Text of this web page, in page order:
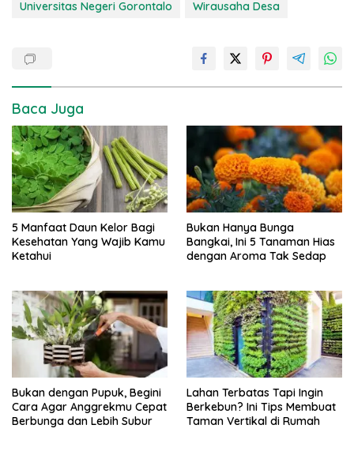
Universitas Negeri Gorontalo Wirausaha Desa
Baca Juga
5 Manfaat Daun Kelor Bagi
Kesehatan Yang Wajib Kamu
Ketahui
Bukan Hanya Bunga
Bangkai, Ini 5 Tanaman Hias
dengan Aroma Tak Sedap
Bukan dengan Pupuk, Begini
Cara Agar Anggrekmu Cepat
Berbunga dan Lebih Subur
Lahan Terbatas Tapi Ingin
Berkebun? Ini Tips Membuat
Taman Vertikal di Rumah